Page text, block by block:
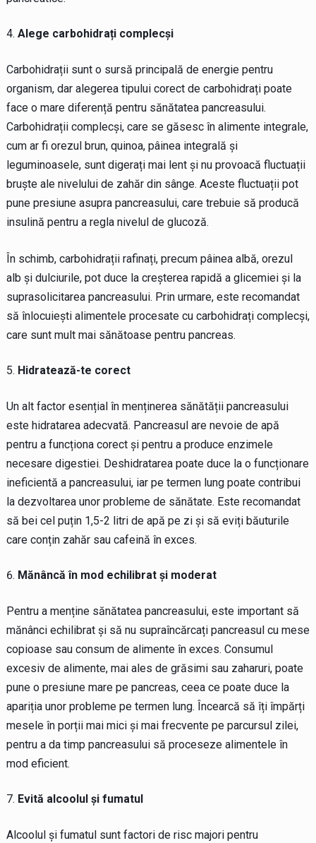
Alege carbohidrați complecși
Carbohidrații sunt o sursă principală de energie pentru
organism, dar alegerea tipului corect de carbohidrați poate
face o mare diferență pentru sănătatea pancreasului.
Carbohidrații complecși, care se găsesc în alimente integrale,
cum ar fi orezul brun, quinoa, pâinea integrală și
leguminoasele, sunt digerați mai lent și nu provoacă fluctuații
bruște ale nivelului de zahăr din sânge. Aceste fluctuații pot
pune presiune asupra pancreasului, care trebuie să producă
insulină pentru a regla nivelul de glucoză.
În schimb, carbohidrații rafinați, precum pâinea albă, orezul
alb și dulciurile, pot duce la creșterea rapidă a glicemiei și la
suprasolicitarea pancreasului. Prin urmare, este recomandat
să înlocuiești alimentele procesate cu carbohidrați complecși,
care sunt mult mai sănătoase pentru pancreas.
Hidratează-te corect
Un alt factor esențial în menținerea sănătății pancreasului
este hidratarea adecvată. Pancreasul are nevoie de apă
pentru a funcționa corect și pentru a produce enzimele
necesare digestiei. Deshidratarea poate duce la o funcționare
ineficientă a pancreasului, iar pe termen lung poate contribui
la dezvoltarea unor probleme de sănătate. Este recomandat
să bei cel puțin 1,5-2 litri de apă pe zi și să eviți băuturile
care conțin zahăr sau cafeină în exces.
Mănâncă în mod echilibrat și moderat
Pentru a menține sănătatea pancreasului, este important să
mănânci echilibrat și să nu supraîncărcați pancreasul cu mese
copioase sau consum de alimente în exces. Consumul
excesiv de alimente, mai ales de grăsimi sau zaharuri, poate
pune o presiune mare pe pancreas, ceea ce poate duce la
apariția unor probleme pe termen lung. Încearcă să îți împărți
mesele în porții mai mici și mai frecvente pe parcursul zilei,
pentru a da timp pancreasului să proceseze alimentele în
mod eficient.
Evită alcoolul și fumatul
Alcoolul și fumatul sunt factori de risc majori pentru